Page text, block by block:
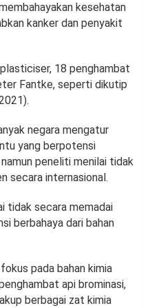
kesehatan
kanker dan penyakit
18 penghambat
Fantke, seperti dikutip
negara mengatur
yang berpotensi
peneliti menilai tidak
secara internasional.
tidak secara memadai
berbahaya dari bahan
pada bahan kimia
api brominasi,
berbagai zat kimia